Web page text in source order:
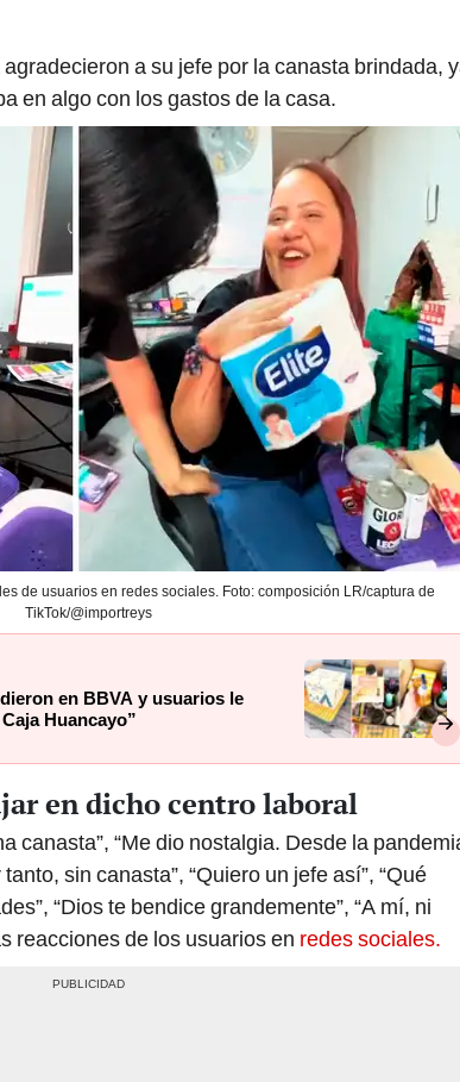
a su jefe por la canasta brindada,
en algo con los gastos de la casa.
de usuarios en redes sociales. Foto: composición LR/captura de
TikTok/@importreys
en BBVA y usuarios le
Huancayo”
en dicho centro laboral
canasta”, “Me dio nostalgia. Desde la
sin canasta”, “Quiero un jefe así”, “Qué
“Dios te bendice grandemente”, “A mí, ni
reacciones de los usuarios en redes sociales.